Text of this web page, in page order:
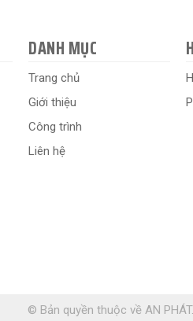
DANH MỤC
Trang chủ
Giới thiệu
Công trình
Liên hệ
© Bản quyền thuộc về AN PHÁT.